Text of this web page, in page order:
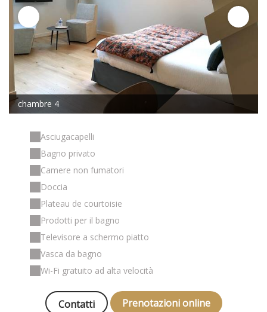
chambre 4
Asciugacapelli
Bagno privato
Camere non fumatori
Doccia
Plateau de courtoisie
Prodotti per il bagno
Televisore a schermo piatto
Vasca da bagno
Wi-Fi gratuito ad alta velocità
Contatti Prenotazioni online